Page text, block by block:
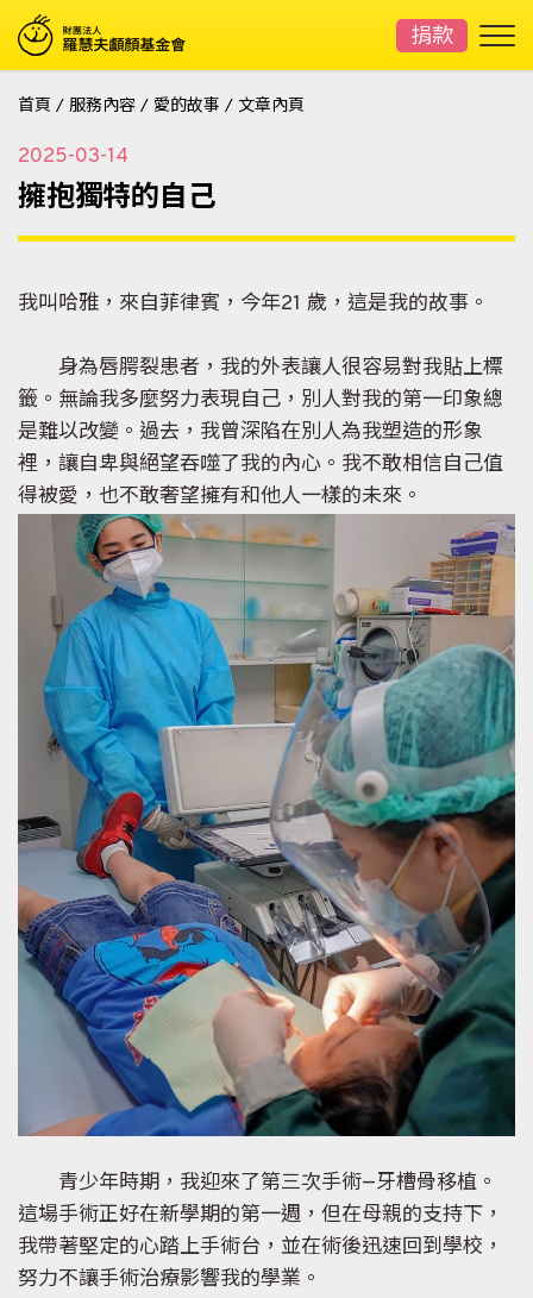
捐款
首頁 / 服務內容 / 愛的故事 / 文章內頁
2025-03-14
擁抱獨特的自己
我叫哈雅，來自菲律賓，今年21 歲，這是我的故事。
身為唇腭裂患者，我的外表讓人很容易對我貼上標
籤。無論我多麼努力表現自己，別人對我的第一印象總
是難以改變。過去，我曾深陷在別人為我塑造的形象
裡，讓自卑與絕望吞噬了我的內心。我不敢相信自己值
得被愛，也不敢奢望擁有和他人一樣的未來。
青少年時期，我迎來了第三次手術—牙槽骨移植。
這場手術正好在新學期的第一週，但在母親的支持下，
我帶著堅定的心踏上手術台，並在術後迅速回到學校，
努力不讓手術治療影響我的學業。